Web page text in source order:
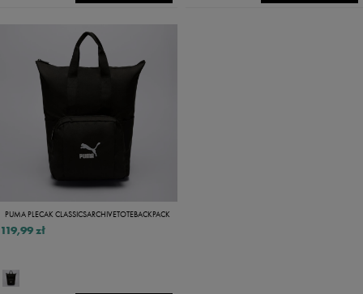
PUMA PLECAK CLASSICSARCHIVETOTEBACKPACK
119,99 zł